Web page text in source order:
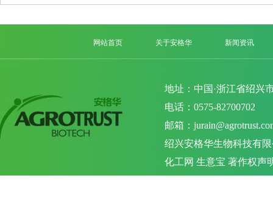
网站首页 关于安格华 新闻资讯
地址：中国·浙江省绍兴
电话：0575-82700702
邮箱：
绍兴安格华生物科技有
化工网 生意宝 著作权声